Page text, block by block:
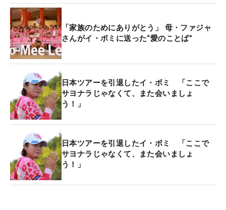
「家族のためにありがとう」 母・ファジャ
さんがイ・ボミに送った“愛のことば”
日本ツアーを引退したイ・ボミ 「ここで
サヨナラじゃなくて、また会いましょ
う！」
日本ツアーを引退したイ・ボミ 「ここで
サヨナラじゃなくて、また会いましょ
う！」